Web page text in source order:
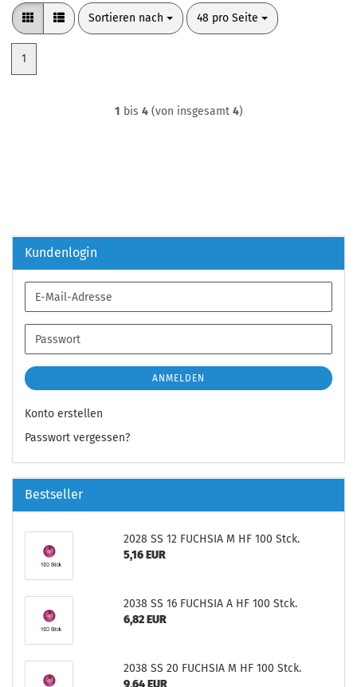
Sortieren nach
Sortieren nach 48 pro Seite
pro Seite
1
1 bis 4(von insgesamt 4)
Kundenlogin
E-
Mail-
Adresse
Passwort
ANMELDEN
Konto erstellen
Passwort vergessen?
Bestseller
2028 SS 12 FUCHSIA M HF 100 Stck.
5,16 EUR
2038 SS 16 FUCHSIA A HF 100 Stck.
6,82 EUR
2038 SS 20 FUCHSIA M HF 100 Stck.
9,64 EUR